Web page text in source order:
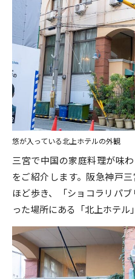
悠が入っている北上ホテルの外観
三宮で中国の家庭料理が味
をご紹介します。阪急神戸
ほど歩き、「ショコラリパ
った場所にある「北上ホテル